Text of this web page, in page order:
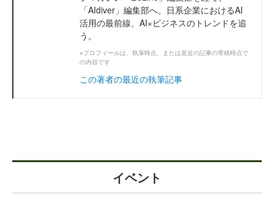
「AIdiver」編集部へ。日系企業におけるAI
活用の最前線、AI×ビジネスのトレンドを追
う。
※プロフィールは、執筆時点、または直近の記事の寄稿時点で
の内容です
この著者の最近の執筆記事
イベント